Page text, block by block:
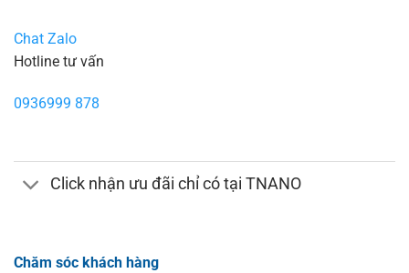
Chat Zalo
Hotline tư vấn
0936999 878
Click nhận ưu đãi chỉ có tại TNANO
Chăm sóc khách hàng